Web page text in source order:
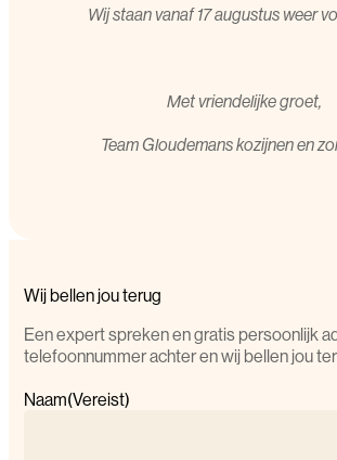
Wij staan vanaf 17 augustus weer
Met vriendelijke groet,
Team Gloudemans kozijnen en
Wij bellen jou terug
Een expert spreken en gratis persoonlijk
telefoonnummer achter en wij bellen jou
Naam(Vereist)